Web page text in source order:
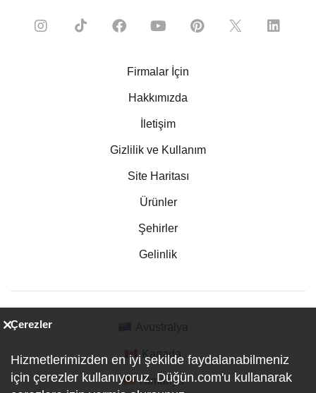
Firmalar İçin
Hakkımızda
İletişim
Gizlilik ve Kullanım
Site Haritası
Ürünler
Şehirler
Gelinlik
Kanada
Almanya
Çerezler
Hizmetlerimizden en iyi şekilde faydalanabilmeniz
için çerezler kullanıyoruz. Düğün.com'u kullanarak